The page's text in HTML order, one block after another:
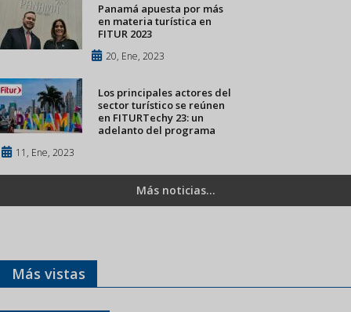
Panamá apuesta por más
en materia turística en
FITUR 2023
20, Ene, 2023
Los principales actores del
sector turístico se reúnen
en FITURTechy 23: un
adelanto del programa
11, Ene, 2023
Más noticias...
Más vistas